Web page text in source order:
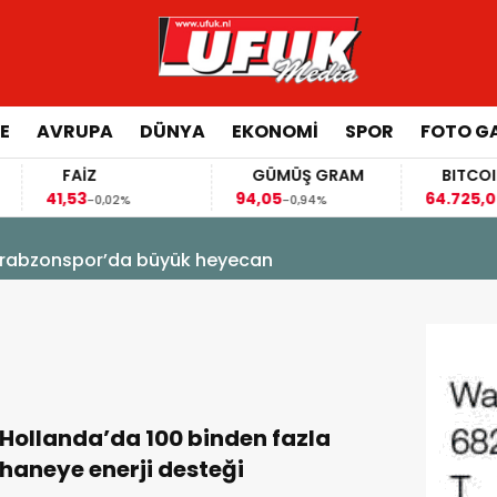
AVRUPA DÜNYA EKONOMI SPOR FOTO
41,53-0,02%
GÜMÜŞ GRAM
94,05-0,94%
BITCOIN
64.725,00-
büyük heyecan
Hollanda’da 100 binden fazla
haneye enerji desteği